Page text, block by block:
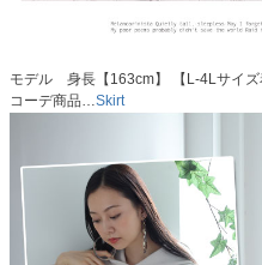
モデル 身長【163cm】 【L-4Lサイズ
コーデ商品…Skirt